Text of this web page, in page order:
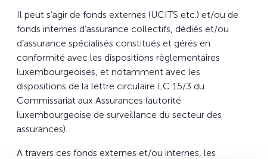
Il peut s’agir de fonds externes (UCITS etc.) et/ou de
fonds internes d’assurance collectifs, dédiés et/ou
d’assurance spécialisés constitués et gérés en
conformité avec les dispositions règlementaires
luxembourgeoises, et notamment avec les
dispositions de la lettre circulaire LC 15/3 du
Commissariat aux Assurances (autorité
luxembourgeoise de surveillance du secteur des
assurances).
A travers ces fonds externes et/ou internes, les